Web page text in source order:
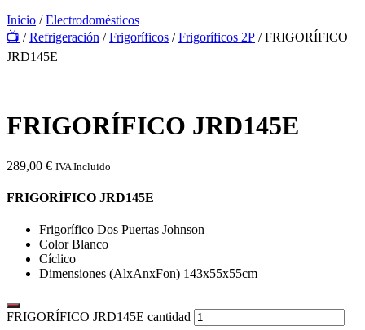
Inicio /Electrodomésticos
📺 /Refrigeración /Frigoríficos /Frigoríficos 2P / FRIGORÍFICO
JRD145E
FRIGORÍFICO JRD145E
289,00 € IVA Incluido
FRIGORÍFICO JRD145E
Frigorífico Dos Puertas Johnson
Color Blanco
Cíclico
Dimensiones (AlxAnxFon) 143x55x55cm
FRIGORÍFICO JRD145E cantidad